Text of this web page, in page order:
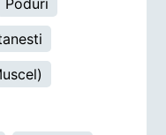
Poduri